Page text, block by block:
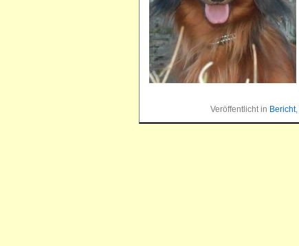
Veröffentlicht in Bericht,